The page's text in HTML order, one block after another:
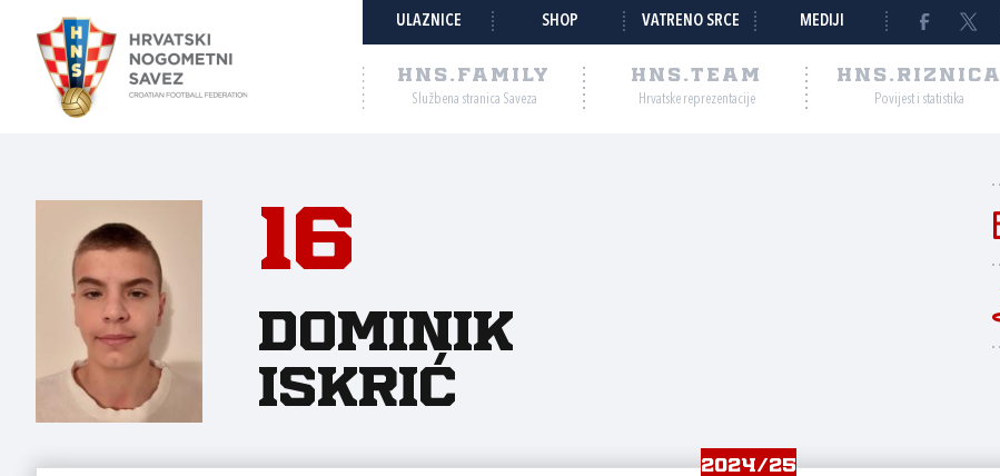
ULAZNICE SHOP VATRENO SRCE MEDIJI
HNS.FAMILY
Službena stranica Saveza
HNS.TEAM
Hrvatske reprezentacije
HNS.RIZNICA
Povijest i statistika
16
Dominik
Iskrić
2024/25